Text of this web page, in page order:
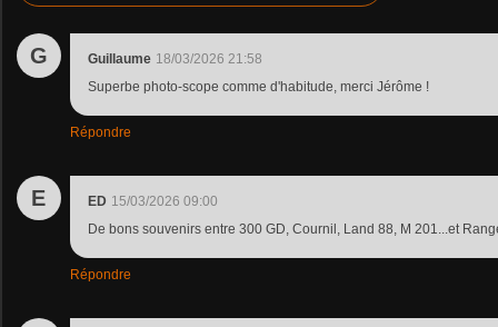
G Guillaume 18/03/2026 21:58
Superbe photo-scope comme d'habitude, merci Jérôme !
Répondre
E ED 15/03/2026 09:00
De bons souvenirs entre 300 GD, Cournil, Land 88, M 201...et
Répondre